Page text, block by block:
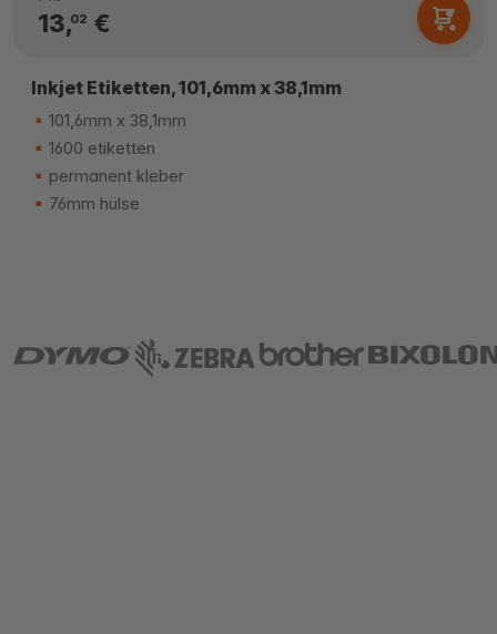
13,02 €
Inkjet Etiketten, 101,6mm x 38,1mm
101,6mm x 38,1mm
1600 etiketten
permanent kleber
76mm hülse